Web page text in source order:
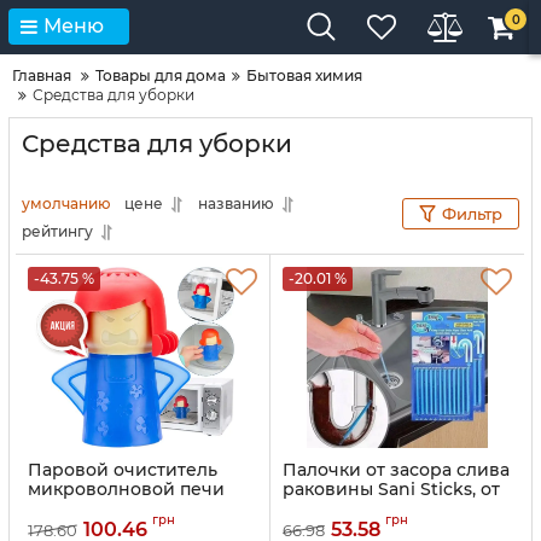
Меню 0
Главная Товары для дома
Бытовая химия
Средства для уборки
Средства для уборки
умолчанию цене
названию
рейтингу
Фильтр
-43.75 %
Паровой очиститель
микроволновой печи
пароочиститель для
178.60 100.46 грн
-20.01 %
Палочки от засора слива
раковины Sani Sticks, от
Артикул: 1848950
66.98 53.58 грн